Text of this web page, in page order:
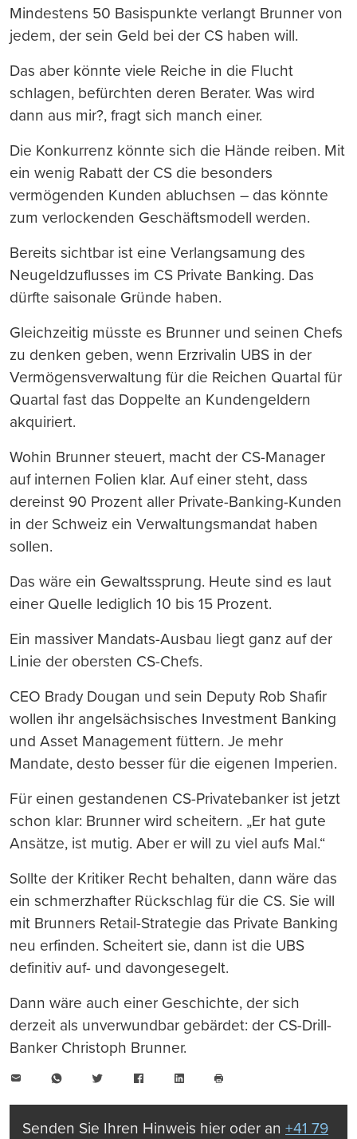
Mindestens 50 Basispunkte verlangt Brunner von
jedem, der sein Geld bei der CS haben will.
Das aber könnte viele Reiche in die Flucht
schlagen, befürchten deren Berater. Was wird
dann aus mir?, fragt sich manch einer.
Die Konkurrenz könnte sich die Hände reiben. Mit
ein wenig Rabatt der CS die besonders
vermögenden Kunden abluchsen – das könnte
zum verlockenden Geschäftsmodell werden.
Bereits sichtbar ist eine Verlangsamung des
Neugeldzuflusses im CS Private Banking. Das
dürfte saisonale Gründe haben.
Gleichzeitig müsste es Brunner und seinen Chefs
zu denken geben, wenn Erzrivalin UBS in der
Vermögensverwaltung für die Reichen Quartal für
Quartal fast das Doppelte an Kundengeldern
akquiriert.
Wohin Brunner steuert, macht der CS-Manager
auf internen Folien klar. Auf einer steht, dass
dereinst 90 Prozent aller Private-Banking-Kunden
in der Schweiz ein Verwaltungsmandat haben
sollen.
Das wäre ein Gewaltssprung. Heute sind es laut
einer Quelle lediglich 10 bis 15 Prozent.
Ein massiver Mandats-Ausbau liegt ganz auf der
Linie der obersten CS-Chefs.
CEO Brady Dougan und sein Deputy Rob Shafir
wollen ihr angelsächsisches Investment Banking
und Asset Management füttern. Je mehr
Mandate, desto besser für die eigenen Imperien.
Für einen gestandenen CS-Privatebanker ist jetzt
schon klar: Brunner wird scheitern. „Er hat gute
Ansätze, ist mutig. Aber er will zu viel aufs Mal.“
Sollte der Kritiker Recht behalten, dann wäre das
ein schmerzhafter Rückschlag für die CS. Sie will
mit Brunners Retail-Strategie das Private Banking
neu erfinden. Scheitert sie, dann ist die UBS
definitiv auf- und davongesegelt.
Dann wäre auch einer Geschichte, der sich
derzeit als unverwundbar gebärdet: der CS-Drill-
Banker Christoph Brunner.
WhatsAppTwitter FacebookLinkedIn
drucken
Senden Sie Ihren Hinweis hier oder an +41 79